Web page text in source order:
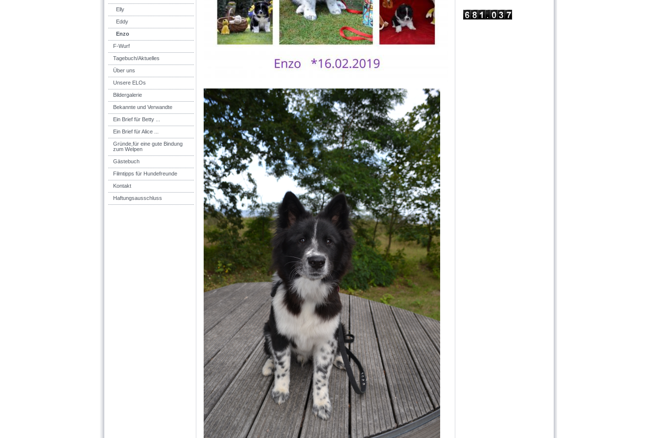
Elly
Eddy
Enzo
F-Wurf
Tagebuch/Aktuelles
Über uns
Unsere ELOs
Bildergalerie
Bekannte und Verwandte
Ein Brief für Betty ...
Ein Brief für Alice ...
Gründe,für eine gute Bindung
zum Welpen
Gästebuch
Filmtipps für Hundefreunde
Kontakt
Haftungsausschluss